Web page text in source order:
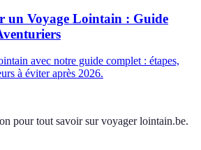
un Voyage Lointain : Guide
avec notre guide complet : étapes,
à éviter après 2026.
pour tout savoir sur voyager lointain.be.